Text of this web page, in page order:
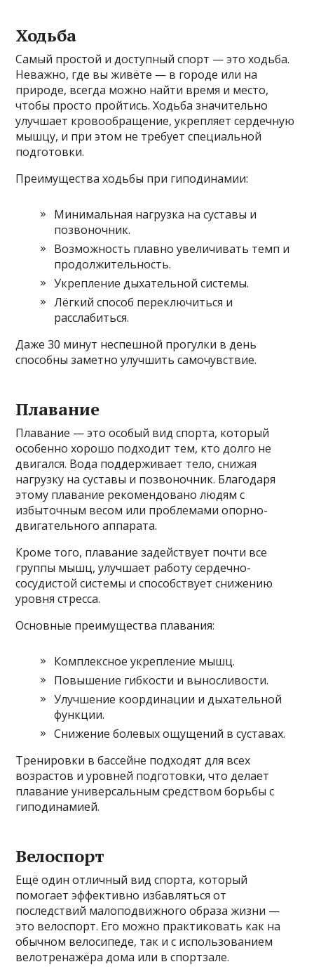
Ходьба
Самый простой и доступный спорт — это ходьба.
Неважно, где вы живёте — в городе или на
природе, всегда можно найти время и место,
чтобы просто пройтись. Ходьба значительно
улучшает кровообращение, укрепляет сердечную
мышцу, и при этом не требует специальной
подготовки.
Преимущества ходьбы при гиподинамии:
Минимальная нагрузка на суставы и
позвоночник.
Возможность плавно увеличивать темп и
продолжительность.
Укрепление дыхательной системы.
Лёгкий способ переключиться и
расслабиться.
Даже 30 минут неспешной прогулки в день
способны заметно улучшить самочувствие.
Плавание
Плавание — это особый вид спорта, который
особенно хорошо подходит тем, кто долго не
двигался. Вода поддерживает тело, снижая
нагрузку на суставы и позвоночник. Благодаря
этому плавание рекомендовано людям с
избыточным весом или проблемами опорно-
двигательного аппарата.
Кроме того, плавание задействует почти все
группы мышц, улучшает работу сердечно-
сосудистой системы и способствует снижению
уровня стресса.
Основные преимущества плавания:
Комплексное укрепление мышц.
Повышение гибкости и выносливости.
Улучшение координации и дыхательной
функции.
Снижение болевых ощущений в суставах.
Тренировки в бассейне подходят для всех
возрастов и уровней подготовки, что делает
плавание универсальным средством борьбы с
гиподинамией.
Велоспорт
Ещё один отличный вид спорта, который
помогает эффективно избавляться от
последствий малоподвижного образа жизни —
это велоспорт. Его можно практиковать как на
обычном велосипеде, так и с использованием
велотренажёра дома или в спортзале.